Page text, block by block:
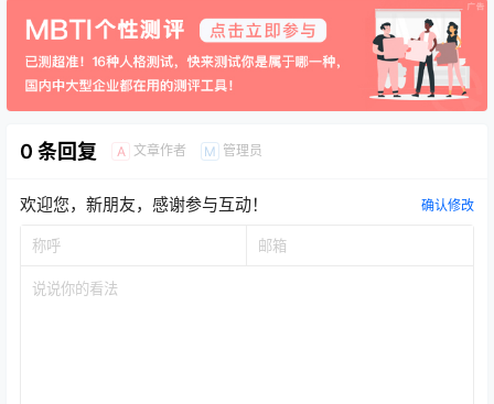
0 条回复 A 文章作者 M 管理员
欢迎您，新朋友，感谢参与互动！ 确认修改